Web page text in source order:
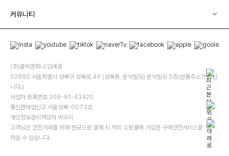
커뮤니티
(주)클릭앤퍼니/김예중
02880 서울특별시 성북구 성북로 49 (성북동, 운석빌딩) 운석빌딩 5층(반품주소가 아닙
니다.)
사업자 등록번호 209-81-43420
통신판매업신고 서울성북-0073호
개인정보관리책임자 박수미
고객님은 안전거래를 위해 현금으로 결제 시 저희 소핑몰에 가입한 구매안전서비스를 이용
하실 수 있습니다.